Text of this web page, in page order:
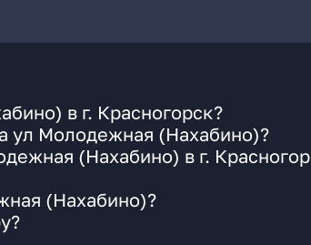
в г. Красногорск?
ул Молодежная (Нахабино)?
(Нахабино) в г.
(Нахабино)?